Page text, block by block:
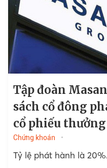
Tập đoàn
sách cổ đông
cổ phiếu thưởng
Chứng khoán
Tỷ lệ phát hành là 20%.